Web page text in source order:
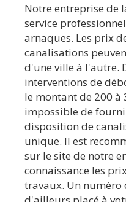
Notre entreprise de
service
arnaques. Les prix
canalisations
d'une ville à l'autre.
interventions de
le montant de 200 à
impossible de
disposition de
unique. Il est
sur le site de notre
connaissance les
travaux. Un numéro